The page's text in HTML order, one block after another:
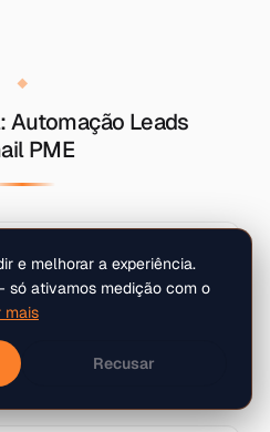
Automação Leads
PME
e etapas do fluxo de
repetidas e de baixo valor
e melhorar a experiência.
só ativamos medição com o
mais
Recusar